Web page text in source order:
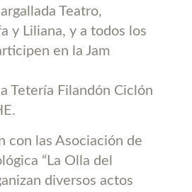
Teatro,
y Liliana, y a todos los
en la Jam
Tetería Filandón Ciclón
con las Asociación de
“La Olla del
diversos actos